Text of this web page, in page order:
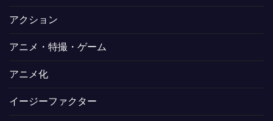
アクション
アニメ・特撮・ゲーム
アニメ化
イージーファクター